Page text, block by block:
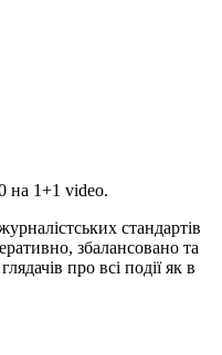
на 1+1 video.
стандартів
збалансовано та
про всі події як в